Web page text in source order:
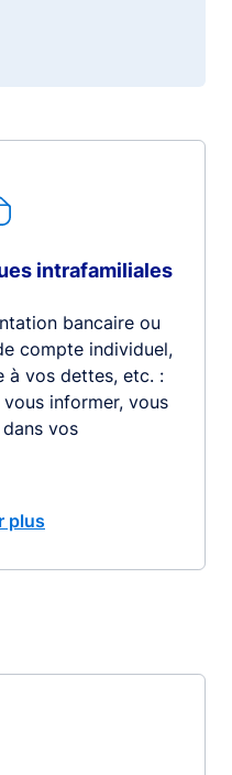
intrafamiliales
bancaire ou
compte individuel,
à vos dettes, etc. :
informer, vous
vos
plus